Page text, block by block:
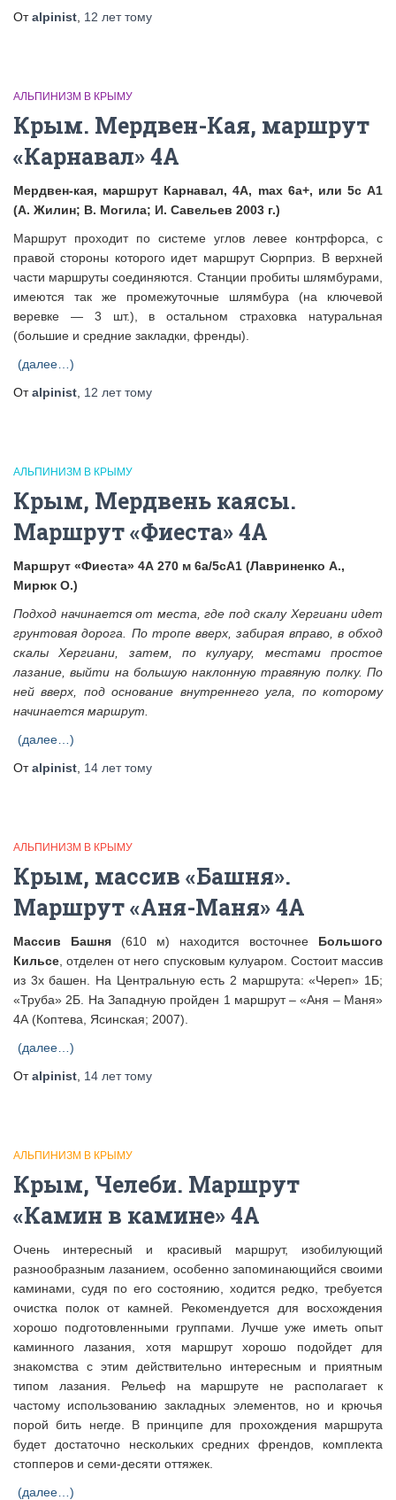
Отalpinist 12 леттому
АЛЬПИНИЗМ В КРЫМУ
Крым. Мердвен-Кая, маршрут
«Карнавал» 4А
Мердвен-кая, маршрут Карнавал, 4А, max 6а+, или 5с А1
(А. Жилин; В. Могила; И. Савельев 2003 г.)
Маршрут проходит по системе углов левее контрфорса, с
правой стороны которого идет маршрут Сюрприз. В верхней
части маршруты соединяются. Станции пробиты шлямбурами,
имеются так же промежуточные шлямбура (на ключевой
веревке — 3 шт.), в остальном страховка натуральная
(большие и средние закладки, френды).
(далее…)
Отalpinist 12 леттому
АЛЬПИНИЗМ В КРЫМУ
Крым, Мердвень каясы.
Маршрут «Фиеста» 4А
Маршрут «Фиеста» 4А 270 м 6а/5сА1 (Лавриненко А.,
Мирюк О.)
Подход начинается от места, где под скалу Хергиани идет
грунтовая дорога. По тропе вверх, забирая вправо, в обход
скалы Хергиани, затем, по кулуару, местами простое
лазание, выйти на большую наклонную травяную полку. По
ней вверх, под основание внутреннего угла, по которому
начинается маршрут.
(далее…)
Отalpinist 14 леттому
АЛЬПИНИЗМ В КРЫМУ
Крым, массив «Башня».
Маршрут «Аня-Маня» 4А
Массив Башня (610 м) находится восточнее Большого
Кильсе , отделен от него спусковым кулуаром. Состоит массив
из 3х башен. На Центральную есть 2 маршрута: «Череп» 1Б;
«Труба» 2Б. На Западную пройден 1 маршрут – «Аня – Маня»
4А (Коптева, Ясинская; 2007).
(далее…)
Отalpinist 14 леттому
АЛЬПИНИЗМ В КРЫМУ
Крым, Челеби. Маршрут
«Камин в камине» 4А
Очень интересный и красивый маршрут, изобилующий
разнообразным лазанием, особенно запоминающийся своими
каминами, судя по его состоянию, ходится редко, требуется
очистка полок от камней. Рекомендуется для восхождения
хорошо подготовленными группами. Лучше уже иметь опыт
каминного лазания, хотя маршрут хорошо подойдет для
знакомства с этим действительно интересным и приятным
типом лазания. Рельеф на маршруте не располагает к
частому использованию закладных элементов, но и крючья
порой бить негде. В принципе для прохождения маршрута
будет достаточно нескольких средних френдов, комплекта
стопперов и семи-десяти оттяжек.
(далее…)